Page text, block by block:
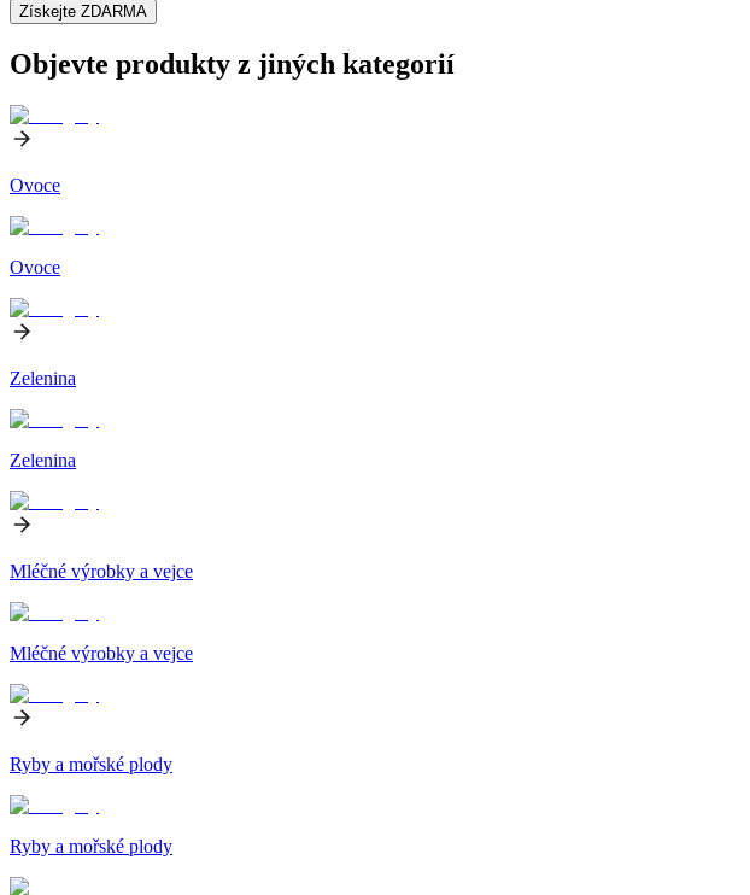
Získejte ZDARMA
Objevte produkty z jiných kategorií
Ovoce
Ovoce
Zelenina
Zelenina
Mléčné výrobky a vejce
Mléčné výrobky a vejce
Ryby a mořské plody
Ryby a mořské plody